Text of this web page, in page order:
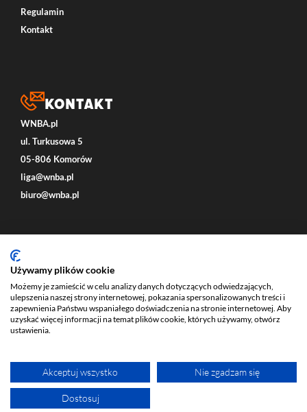
Regulamin
Kontakt
Kontakt
WNBA.pl
ul. Turkusowa 5
05-806 Komorów
liga@wnba.pl
biuro@wnba.pl
Social
ECOMVERSE - STRONY INTERNETOWE - USŁUGI E-COMMERCE
Używamy plików cookie
Możemy je zamieścić w celu analizy danych dotyczących odwiedzających,
ulepszenia naszej strony internetowej, pokazania spersonalizowanych treści i
zapewnienia Państwu wspaniałego doświadczenia na stronie internetowej. Aby
uzyskać więcej informacji na temat plików cookie, których używamy, otwórz
ustawienia.
Akceptuj wszystko Nie zgadzam się
Dostosuj